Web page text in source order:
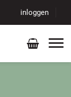
inloggen